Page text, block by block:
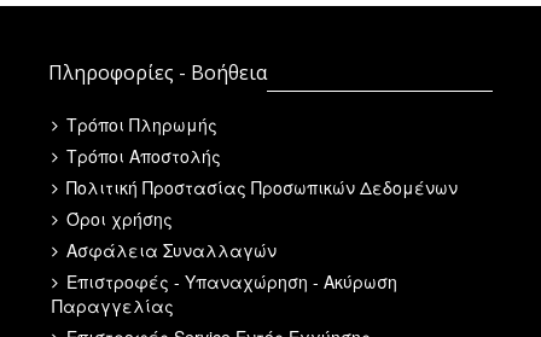
Πληροφορίες - Βοήθεια
Τρόποι Πληρωμής
Τρόποι Αποστολής
Πολιτική Προστασίας Προσωπικών Δεδομένων
Όροι χρήσης
Ασφάλεια Συναλλαγών
Επιστροφές - Υπαναχώρηση - Ακύρωση
Παραγγελίας